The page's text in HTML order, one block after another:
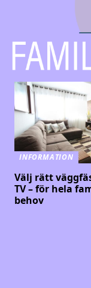
INFORMATION
Välj rätt
TV – för hela
behov